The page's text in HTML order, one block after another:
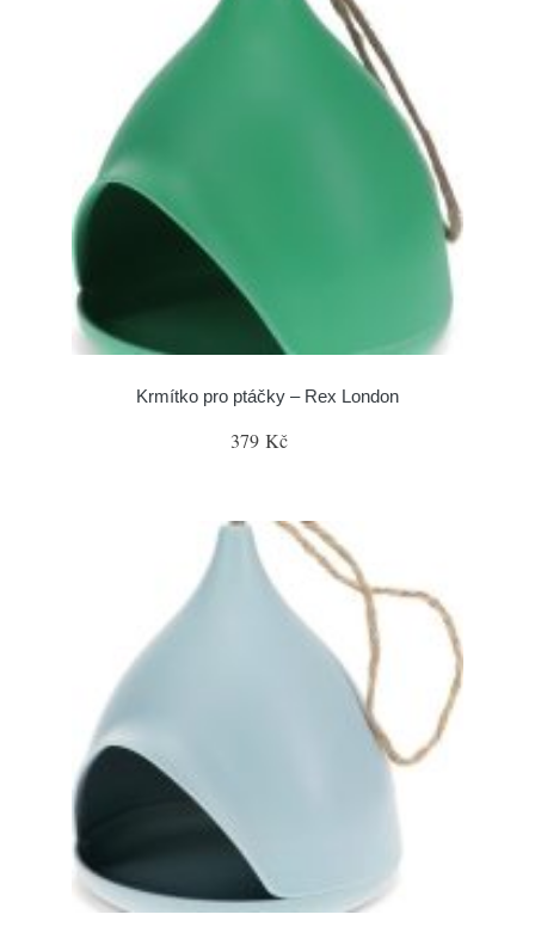
Krmítko pro ptáčky – Rex London
379 Kč